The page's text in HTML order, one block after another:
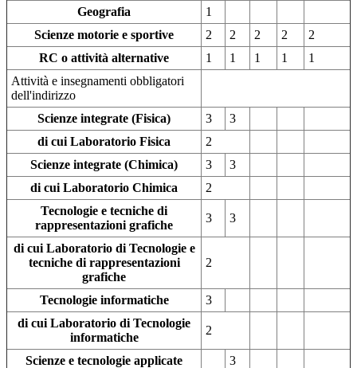
Geografia
1
Scienze motorie e sportive
2 2 2 2
2
RC o attività alternative
1 1 1 1
1
Attività e insegnamenti obbligatori
dell'indirizzo
Scienze integrate (Fisica)
3
3
di cui Laboratorio Fisica
2
Scienze integrate (Chimica)
3
3
di cui Laboratorio Chimica
2
Tecnologie e tecniche di
rappresentazioni grafiche
3 3
di cui Laboratorio di Tecnologie e
tecniche di rappresentazioni
grafiche
2
Tecnologie informatiche
3
di cui Laboratorio di Tecnologie
informatiche
2
Scienze e tecnologie applicate
3